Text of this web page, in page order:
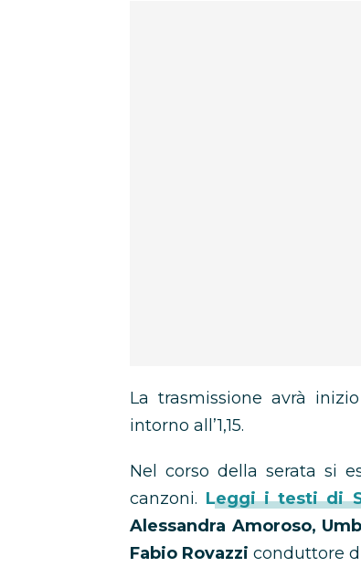
La trasmissione avrà
intorno all’1,15.
Nel corso della serata si
canzoni. Leggi i testi di
Alessandra Amoroso,
Fabio Rovazzi conduttore